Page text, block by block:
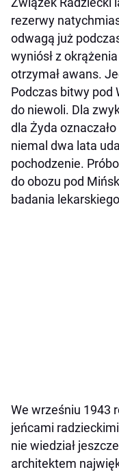
rezerwy
odwagą już
wyniósł z
otrzymał awans.
Podczas bitwy pod
do niewoli. Dla
dla Żyda
niemal dwa lata
pochodzenie.
do obozu pod
badania
We wrześniu 1943
jeńcami
nie wiedział
architektem